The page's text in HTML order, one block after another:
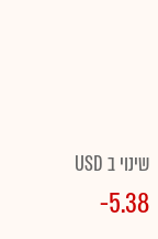
שינוי ב USD
-5.38